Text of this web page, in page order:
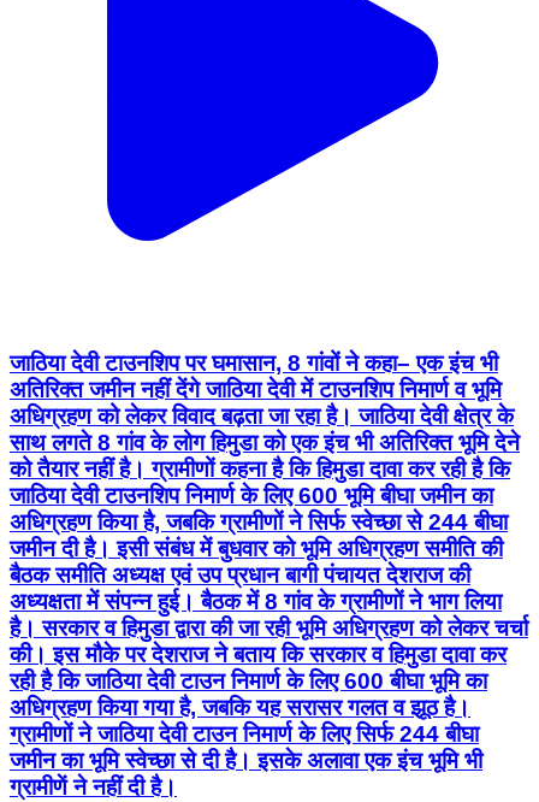
जाठिया देवी टाउनशिप पर घमासान, 8 गांवों ने कहा– एक इंच भी
अतिरिक्त जमीन नहीं देंगे जाठिया देवी में टाउनशिप निमार्ण व भूमि
अधिग्रहण को लेकर विवाद बढ़ता जा रहा है। जाठिया देवी क्षेत्र के
साथ लगते 8 गांव के लोग हिमुडा को एक इंच भी अतिरिक्त भूमि देने
को तैयार नहीं है। ग्रामीणों कहना है कि हिमुडा दावा कर रही है कि
जाठिया देवी टाउनशिप निमार्ण के लिए 600 भूमि बीघा जमीन का
अधिग्रहण किया है, जबकि ग्रामीणों ने सिर्फ स्वेच्छा से 244 बीघा
जमीन दी है। इसी संबंध में बुधवार को भूमि अधिग्रहण समीति की
बैठक समीति अध्यक्ष एवं उप प्रधान बागी पंचायत देशराज की
अध्यक्षता में संपन्न हुई। बैठक में 8 गांव के ग्रामीणों ने भाग लिया
है। सरकार व हिमुडा द्वारा की जा रही भूमि अधिग्रहण को लेकर चर्चा
की। इस मौके पर देशराज ने बताय कि सरकार व हिमुडा दावा कर
रही है कि जाठिया देवी टाउन निमार्ण के लिए 600 बीघा भूमि का
अधिग्रहण किया गया है, जबकि यह सरासर गलत व झूठ है।
ग्रामीणों ने जाठिया देवी टाउन निमार्ण के लिए सिर्फ 244 बीघा
जमीन का भूमि स्वेच्छा से दी है। इसके अलावा एक इंच भूमि भी
ग्रामीणें ने नहीं दी है।